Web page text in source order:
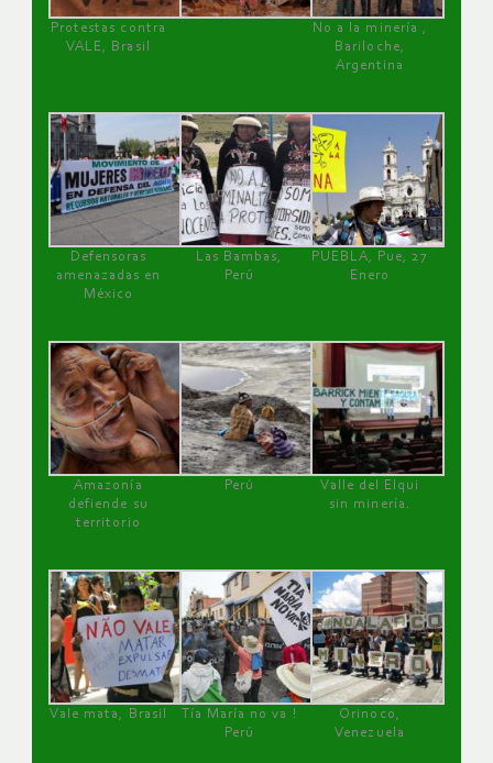
Protestas contra
VALE, Brasil
No a la minería ,
Bariloche,
Argentina
Defensoras
amenazadas en
México
Las Bambas,
Perú
PUEBLA, Pue, 27
Enero
Amazonía
defiende su
territorio
Perú
Valle del Elqui
sin minería.
Vale mata, Brasil
Tía María no va !
Perú
Orinoco,
Venezuela